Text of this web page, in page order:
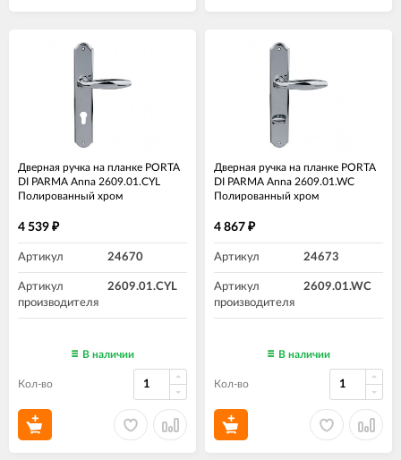
Дверная ручка на планке PORTA
DI PARMA Anna 2609.01.CYL
Полированный хром
4 539 ₽
Артикул 24670
Артикул
производителя
2609.01.CYL
В наличии
Кол-во
Дверная ручка на планке PORTA
DI PARMA Anna 2609.01.WC
Полированный хром
4 867 ₽
Артикул 24673
Артикул
производителя
2609.01.WC
В наличии
Кол-во